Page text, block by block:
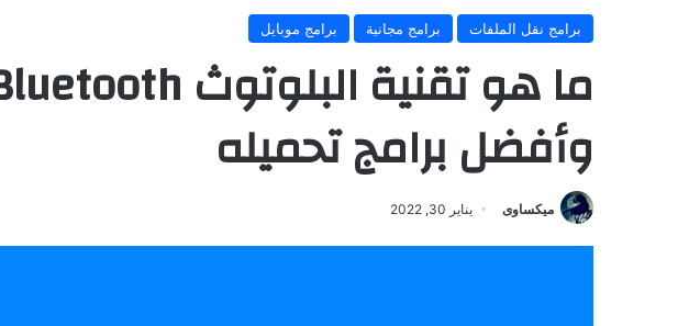
برامج نقل الملفات برامج مجانية برامج موبايل
وأفضل برامج تحميله
ميكساوى يناير 30, 2022